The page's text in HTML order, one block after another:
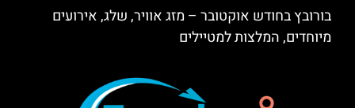
בורובץ בחודש אוקטובר – מזג אוויר, שלג, אירועים
מיוחדים, המלצות למטיילים